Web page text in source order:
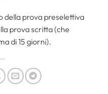
della prova preselettiva
prova scritta (che
di 15 giorni).